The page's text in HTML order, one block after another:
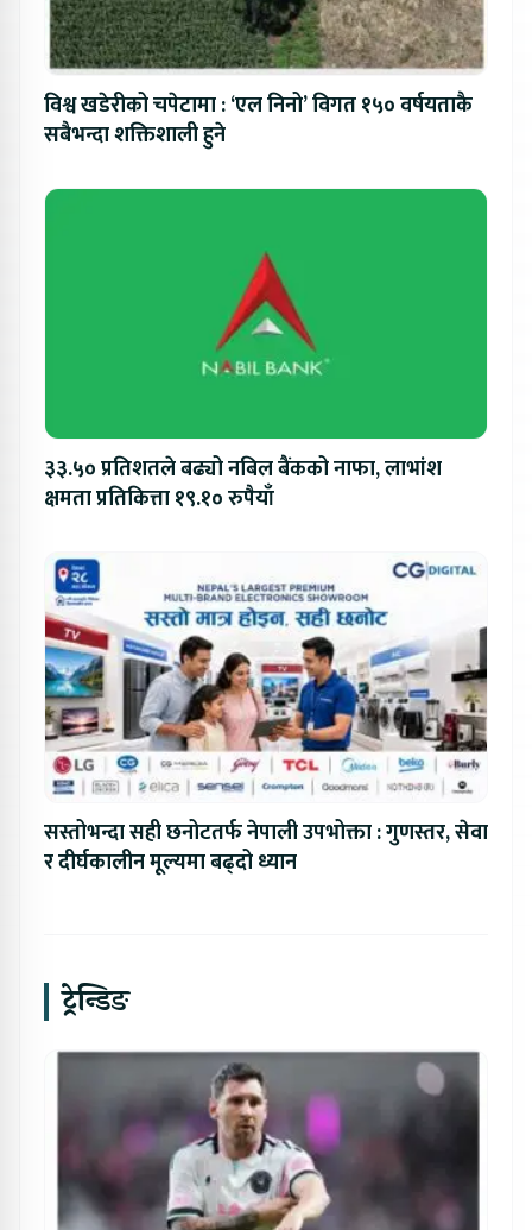
विश्व खडेरीको चपेटामा : ‘एल निनो’ विगत १५० वर्षयताकै
सबैभन्दा शक्तिशाली हुने
३३.५० प्रतिशतले बढ्यो नबिल बैंकको नाफा, लाभांश
क्षमता प्रतिकित्ता १९.१० रुपैयाँ
सस्तोभन्दा सही छनोटतर्फ नेपाली उपभोक्ता : गुणस्तर, सेवा
र दीर्घकालीन मूल्यमा बढ्दो ध्यान
ट्रेन्डिङ